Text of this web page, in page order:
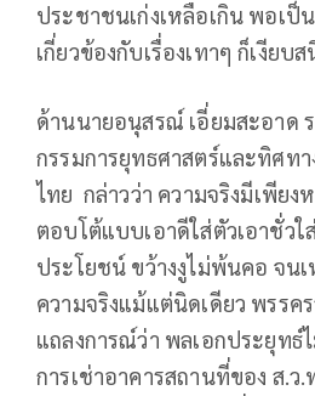
ประชาชนเก่งเหลือเกิน พอเป็
เกี่ยวข้องกับเรื่องเทาๆ ก็เงียบ
ด้านนายอนุสรณ์ เอี่ยมสะอาด
กรรมการยุทธศาสตร์และทิศทา
ไทย กล่าวว่า ความจริงมีเพียง
ตอบโต้แบบเอาดีใส่ตัวเอาชั่วใ
ประโยชน์ ขว้างงูไม่พ้นคอ จน
ความจริงแม้แต่นิดเดียว พรรค
แถลงการณ์ว่า พลเอกประยุทธ์
การเช่าอาคารสถานที่ของ ส.ว